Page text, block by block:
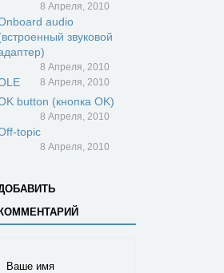
8 Апреля, 2010
audio
звуковой
8 Апреля, 2010
8 Апреля, 2010
button (кнопка OK)
8 Апреля, 2010
topic
8 Апреля, 2010
Ваше имя